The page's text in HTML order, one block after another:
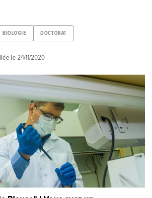
BIOLOGIE DOCTORAT
le24/11/2020